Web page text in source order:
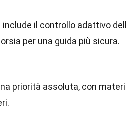
il controllo adattivo
per una guida più sicura.
priorità assoluta, con